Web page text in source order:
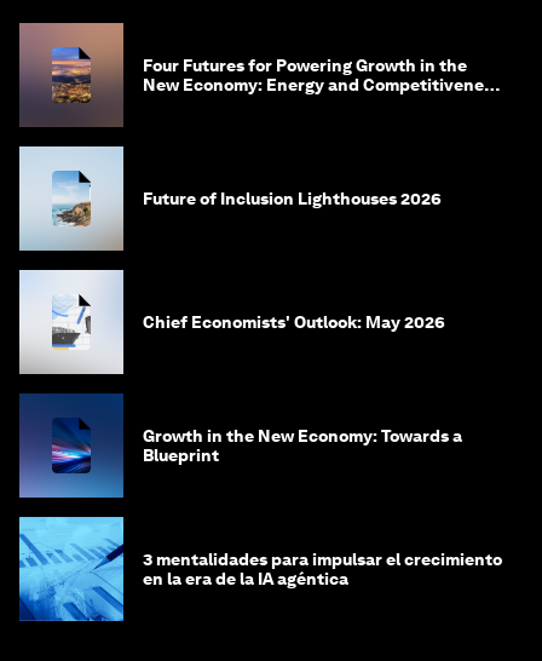
Four Futures for Powering Growth in the
New Economy: Energy and Competitiveness
Future of Inclusion Lighthouses 2026
Chief Economists' Outlook: May 2026
Growth in the New Economy: Towards a
Blueprint
3 mentalidades para impulsar el crecimiento
en la era de la IA agéntica